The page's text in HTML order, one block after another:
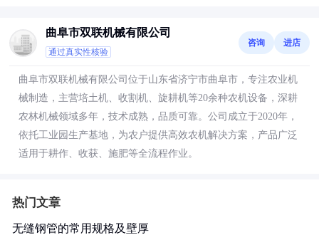
曲阜市双联机械有限公司
通过真实性核验
咨询 进店
曲阜市双联机械有限公司位于山东省济宁市曲阜市，专注农业机
械制造，主营培土机、收割机、旋耕机等20余种农机设备，深耕
农林机械领域多年，技术成熟，品质可靠。公司成立于2020年，
依托工业园生产基地，为农户提供高效农机解决方案，产品广泛
适用于耕作、收获、施肥等全流程作业。
热门文章
无缝钢管的常用规格及壁厚